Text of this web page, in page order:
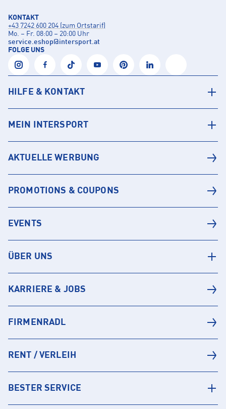
KONTAKT
+43 7242 600 204 (zum Ortstarif)
Mo. – Fr. 08:00 – 20:00 Uhr
service.eshop@intersport.at
FOLGE UNS
HILFE & KONTAKT
MEIN INTERSPORT
AKTUELLE WERBUNG
PROMOTIONS & COUPONS
EVENTS
ÜBER UNS
KARRIERE & JOBS
FIRMENRADL
RENT / VERLEIH
BESTER SERVICE